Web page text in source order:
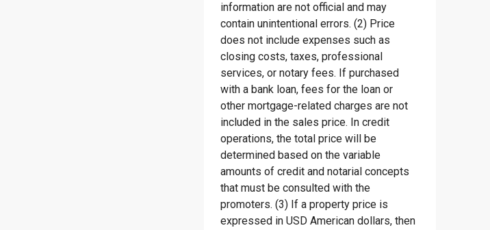
information are not official and may
contain unintentional errors. (2) Price
does not include expenses such as
closing costs, taxes, professional
services, or notary fees. If purchased
with a bank loan, fees for the loan or
other mortgage-related charges are not
included in the sales price. In credit
operations, the total price will be
determined based on the variable
amounts of credit and notarial concepts
that must be consulted with the
promoters. (3) If a property price is
expressed in USD American dollars, then